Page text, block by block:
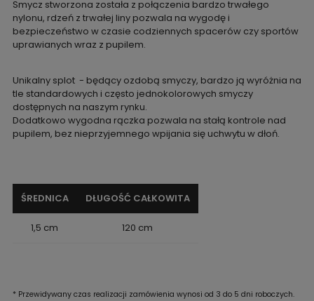
Smycz stworzona została z połączenia bardzo trwałego
nylonu, rdzeń z trwałej liny pozwala na wygodę i
bezpieczeństwo w czasie codziennych spacerów czy sportów
uprawianych wraz z pupilem.
Unikalny splot - będący ozdobą smyczy, bardzo ją wyróżnia na
tle standardowych i często jednokolorowych smyczy
dostępnych na naszym rynku.
Dodatkowo wygodna rączka pozwala na stałą kontrole nad
pupilem, bez nieprzyjemnego wpijania się uchwytu w dłoń.
ŚREDNICA DŁUGOŚĆ CAŁKOWITA
1,5 cm 120 cm
* Przewidywany czas realizacji zamówienia wynosi od 3 do 5 dni roboczych.